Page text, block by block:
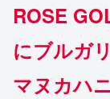
ROSE
にブルガ
マヌカハ